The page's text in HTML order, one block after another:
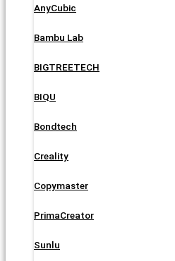
AnyCubic
Bambu Lab
BIGTREETECH
BIQU
Bondtech
Creality
Copymaster
PrimaCreator
Sunlu